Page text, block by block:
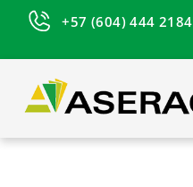
+57 (604) 444 2184